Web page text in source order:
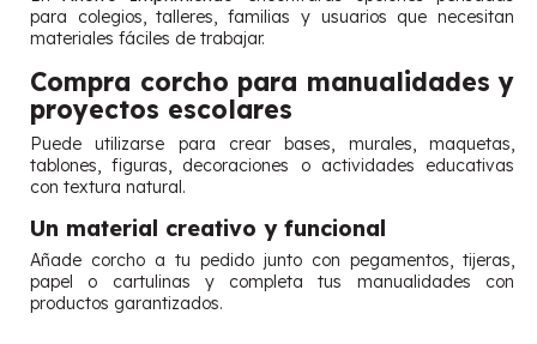
para colegios, talleres, familias y usuarios que necesitan
materiales fáciles de trabajar.
Compra corcho para manualidades y
proyectos escolares
Puede utilizarse para crear bases, murales, maquetas,
tablones, figuras, decoraciones o actividades educativas
con textura natural.
Un material creativo y funcional
Añade corcho a tu pedido junto con pegamentos, tijeras,
papel o cartulinas y completa tus manualidades con
productos garantizados.